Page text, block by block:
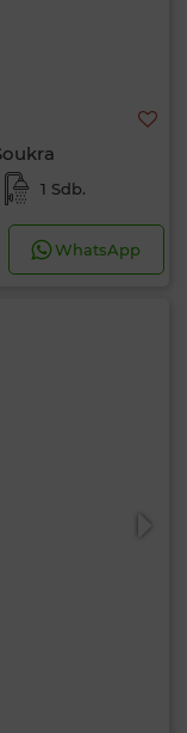
1 Sdb.
WhatsApp